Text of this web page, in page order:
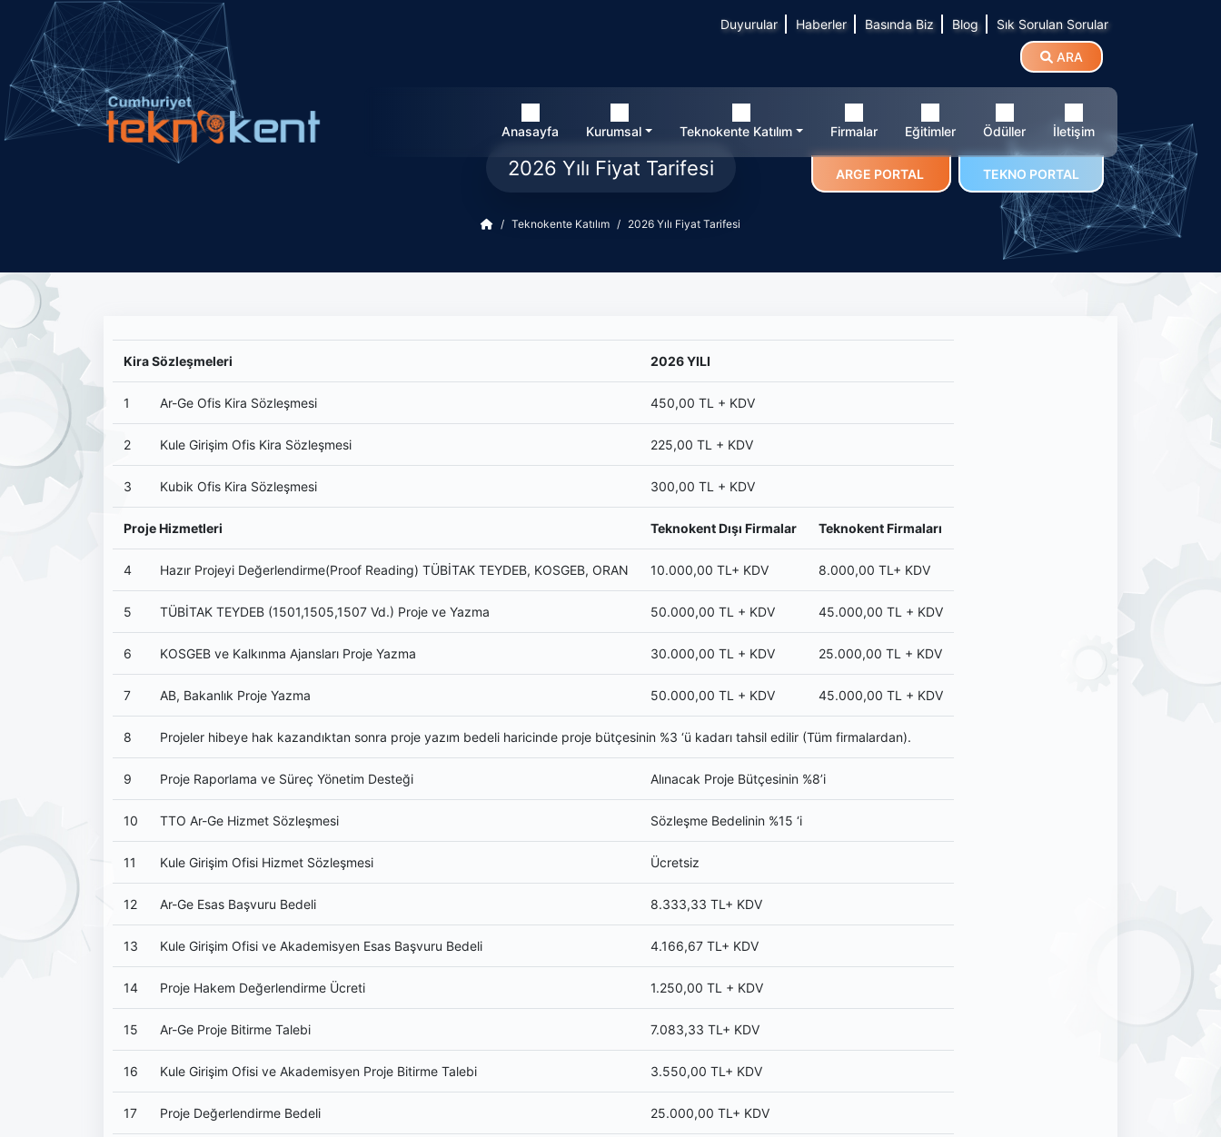
Duyurular Haberler Basında Biz Blog Sık Sorulan Sorular
ARA
Anasayfa Kurumsal Teknokente Katılım Firmalar Eğitimler Ödüller İletişim
ARGE PORTAL TEKNO PORTAL
2026 Yılı Fiyat Tarifesi
Teknokente Katılım 2026 Yılı Fiyat Tarifesi
Kira Sözleşmeleri 2026 YILI
1 Ar-Ge Ofis Kira Sözleşmesi 450,00 TL + KDV
2 Kule Girişim Ofis Kira Sözleşmesi 225,00 TL + KDV
3 Kubik Ofis Kira Sözleşmesi 300,00 TL + KDV
Proje Hizmetleri Teknokent Dışı Firmalar Teknokent Firmaları
4 Hazır Projeyi Değerlendirme(Proof Reading) TÜBİTAK TEYDEB, KOSGEB, ORAN 10.000,00 TL+ KDV 8.000,00 TL+ KDV
5 TÜBİTAK TEYDEB (1501,1505,1507 Vd.) Proje ve Yazma 50.000,00 TL + KDV 45.000,00 TL + KDV
6 KOSGEB ve Kalkınma Ajansları Proje Yazma 30.000,00 TL + KDV 25.000,00 TL + KDV
7 AB, Bakanlık Proje Yazma 50.000,00 TL + KDV 45.000,00 TL + KDV
8 Projeler hibeye hak kazandıktan sonra proje yazım bedeli haricinde proje bütçesinin %3 ‘ü kadarı tahsil edilir (Tüm firmalardan).
9 Proje Raporlama ve Süreç Yönetim Desteği Alınacak Proje Bütçesinin %8’i
10 TTO Ar-Ge Hizmet Sözleşmesi Sözleşme Bedelinin %15 ‘i
11 Kule Girişim Ofisi Hizmet Sözleşmesi Ücretsiz
12 Ar-Ge Esas Başvuru Bedeli 8.333,33 TL+ KDV
13 Kule Girişim Ofisi ve Akademisyen Esas Başvuru Bedeli 4.166,67 TL+ KDV
14 Proje Hakem Değerlendirme Ücreti 1.250,00 TL + KDV
15 Ar-Ge Proje Bitirme Talebi 7.083,33 TL+ KDV
16 Kule Girişim Ofisi ve Akademisyen Proje Bitirme Talebi 3.550,00 TL+ KDV
17 Proje Değerlendirme Bedeli 25.000,00 TL+ KDV